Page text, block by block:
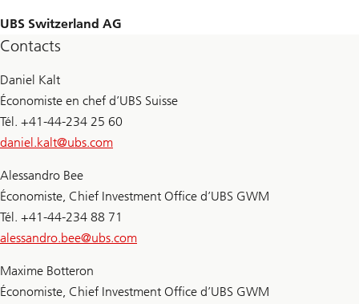
UBS Switzerland AG
Contacts
Daniel Kalt
Économiste en chef d’UBS Suisse
Tél. +41-44-234 25 60
daniel.kalt@ubs.com
Alessandro Bee
Économiste, Chief Investment Office d’UBS GWM
Tél. +41-44-234 88 71
alessandro.bee@ubs.com
Maxime Botteron
Économiste, Chief Investment Office d’UBS GWM